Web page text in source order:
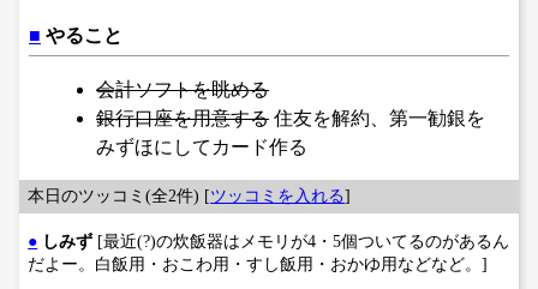
■ やること
会計ソフトを眺める
銀行口座を用意する 住友を解約、第一勧銀を
みずほにしてカード作る
本日のツッコミ(全2件) [ツッコミを入れる]
● しみず [最近(?)の炊飯器はメモリが4・5個ついてるのがあるん
だよー。白飯用・おこわ用・すし飯用・おかゆ用などなど。]